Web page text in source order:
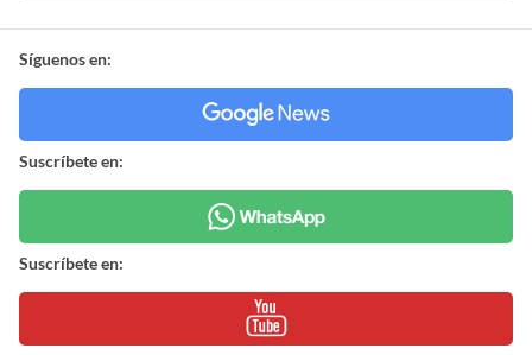
Síguenos en:
Suscríbete en:
Suscríbete en: